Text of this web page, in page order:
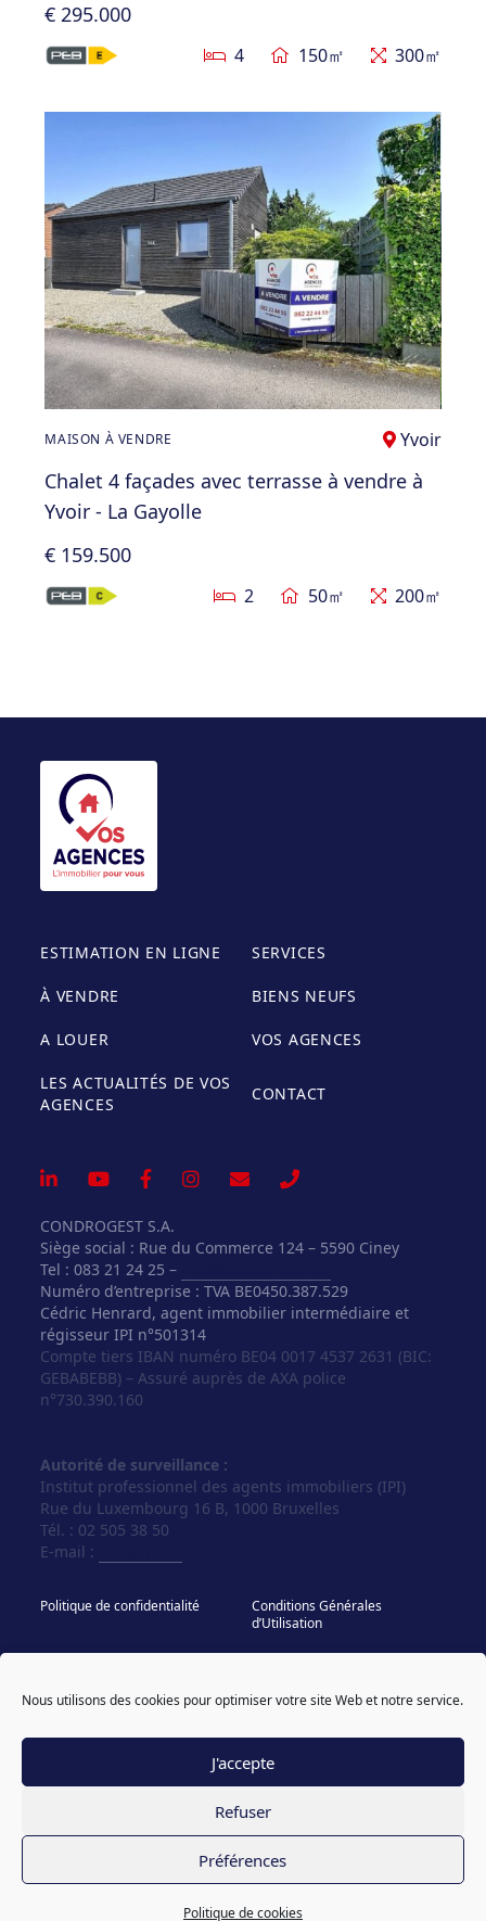
Nous utilisons des cookies pour optimiser votre site Web et notre service.
J'accepte
Refuser
Préférences
Politique de cookies
€ 295.000
4 150㎡ 300㎡
MAISON À VENDRE Yvoir
Chalet 4 façades avec terrasse à vendre à
Yvoir - La Gayolle
€ 159.500
2 50㎡ 200㎡
ESTIMATION EN LIGNE SERVICES
À VENDRE BIENS NEUFS
A LOUER VOS AGENCES
LES ACTUALITÉS DE VOS
AGENCES
CONTACT
CONDROGEST S.A.
Siège social : Rue du Commerce 124 – 5590 Ciney
Tel : 083 21 24 25 –
Numéro d’entreprise : TVA BE0450.387.529
Cédric Henrard, agent immobilier intermédiaire et
régisseur IPI n°501314
Compte tiers IBAN numéro BE04 0017 4537 2631 (BIC:
GEBABEBB) – Assuré auprès de AXA police
n°730.390.160
Autorité de surveillance :
Institut professionnel des agents immobiliers (IPI)
Rue du Luxembourg 16 B, 1000 Bruxelles
Tél. : 02 505 38 50
E-mail :
Politique de confidentialité
Conditions Générales
d’Utilisation
© Vos Agences 2026
designed & coded by
powered by sweepbright